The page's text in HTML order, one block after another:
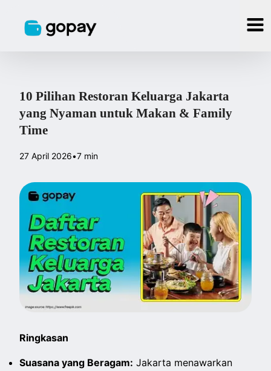
10 Pilihan Restoran Keluarga Jakarta
yang Nyaman untuk Makan & Family
Time
27 April 2026•7 min
Ringkasan
Suasana yang Beragam: Jakarta menawarkan